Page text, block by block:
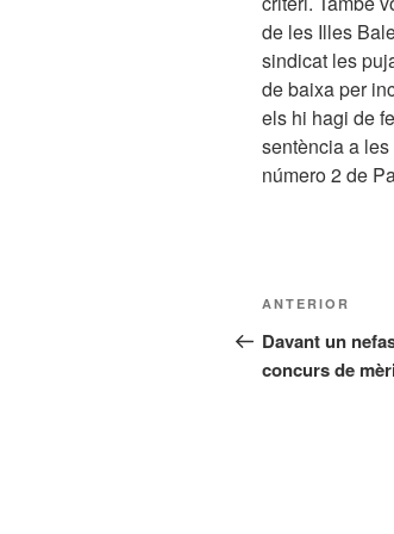
de les Illes
sindicat les
de baixa per
els hi hagi de
sentència a
número 2 de
Navegació
Entrada
anterior
ANTERIOR
Davant un
concurs de